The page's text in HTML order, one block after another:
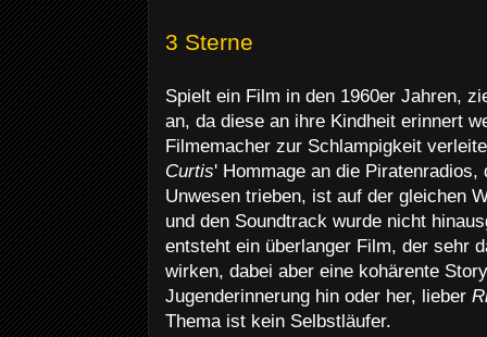
3 Sterne
Spielt ein Film in den 1960er Jahren,
an, da diese an ihre Kindheit erinnert
Filmemacher zur Schlampigkeit
Curtis' Hommage an die
Unwesen trieben, ist auf der gleichen
und den Soundtrack wurde nicht
entsteht ein überlanger Film, der sehr
wirken, dabei aber eine kohärente
Jugenderinnerung hin oder her, lieber
Thema ist kein Selbstläufer.